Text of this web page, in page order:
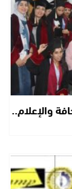
والإعلام..